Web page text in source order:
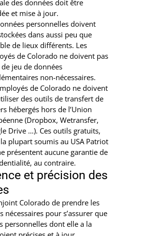
des données doit être
et mise à jour.
personnelles doivent
dans aussi peu que
de lieux différents. Les
de Colorado ne doivent pas
jeu de données
non-nécessaires.
de Colorado ne doivent
des outils de transfert de
hébergés hors de l’Union
(Dropbox, Wetransfer,
Drive …). Ces outils gratuits,
plupart soumis au USA Patriot
présentent aucune garantie de
au contraire.
et précision des
Colorado de prendre les
nécessaires pour s’assurer que
personnelles dont elle a la